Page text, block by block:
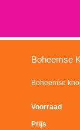
Boheemse
Boheemse
Voorraad
Prijs